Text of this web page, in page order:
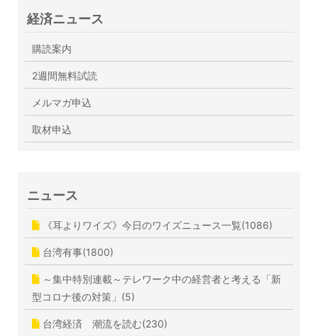
経済ニュース
購読案内
2週間無料試読
メルマガ申込
取材申込
ニュース
《耳よりワイズ》今日のワイズニュース一覧(1086)
台湾有事(1800)
～集中特別連載～テレワーク中の経営者と考える「新
型コロナ後の対策」(5)
台湾経済 潮流を読む(230)